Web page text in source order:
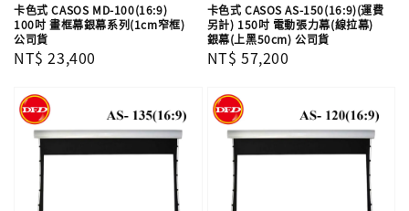
卡色式 CASOS MD-100(16:9)
100吋 畫框幕銀幕系列(1cm窄框)
公司貨
Regular
NT$ 23,400
卡色式 CASOS AS-150(16:9)(運費
另計) 150吋 電動張力幕(線拉幕)
銀幕(上黑50cm) 公司貨
Regular
NT$ 57,200